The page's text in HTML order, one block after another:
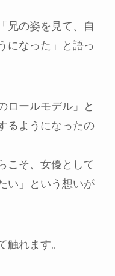
兄の姿を見て、自
になった」と語っ
ロールモデル」と
るようになったの
こそ、女優として
い」という想いが
触れます。